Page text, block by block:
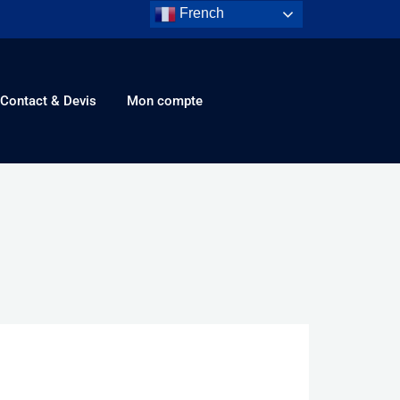
Contact & Devis Mon compte
French